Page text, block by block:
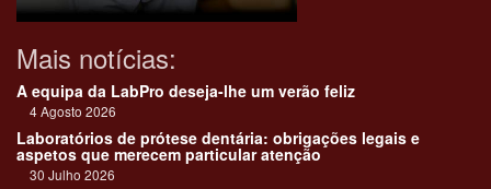
Mais notícias:
A equipa da LabPro deseja-lhe um verão feliz
4 Agosto 2026
Laboratórios de prótese dentária: obrigações legais e
aspetos que merecem particular atenção
30 Julho 2026